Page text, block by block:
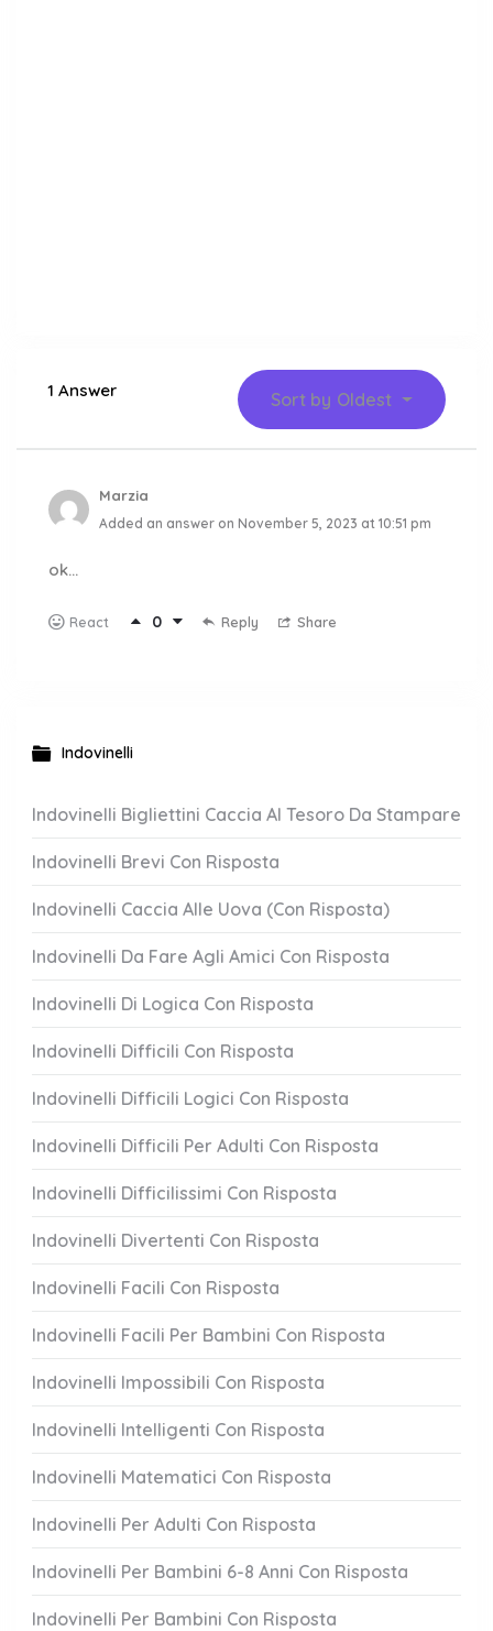
1 Answer Sort by Oldest
Marzia
Added an answer on November 5, 2023 at 10:51 pm
ok…
React 0 Reply Share
Indovinelli
Indovinelli Bigliettini Caccia Al Tesoro Da Stampare
Indovinelli Brevi Con Risposta
Indovinelli Caccia Alle Uova (Con Risposta)
Indovinelli Da Fare Agli Amici Con Risposta
Indovinelli Di Logica Con Risposta
Indovinelli Difficili Con Risposta
Indovinelli Difficili Logici Con Risposta
Indovinelli Difficili Per Adulti Con Risposta
Indovinelli Difficilissimi Con Risposta
Indovinelli Divertenti Con Risposta
Indovinelli Facili Con Risposta
Indovinelli Facili Per Bambini Con Risposta
Indovinelli Impossibili Con Risposta
Indovinelli Intelligenti Con Risposta
Indovinelli Matematici Con Risposta
Indovinelli Per Adulti Con Risposta
Indovinelli Per Bambini 6-8 Anni Con Risposta
Indovinelli Per Bambini Con Risposta